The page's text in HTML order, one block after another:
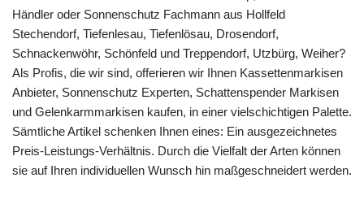
Händler oder Sonnenschutz Fachmann aus Hollfeld
Stechendorf, Tiefenlesau, Tiefenlösau, Drosendorf,
Schnackenwöhr, Schönfeld und Treppendorf, Utzbürg, Weiher?
Als Profis, die wir sind, offerieren wir Ihnen Kassettenmarkisen
Anbieter, Sonnenschutz Experten, Schattenspender Markisen
und Gelenkarmmarkisen kaufen, in einer vielschichtigen Palette.
Sämtliche Artikel schenken Ihnen eines: Ein ausgezeichnetes
Preis-Leistungs-Verhältnis. Durch die Vielfalt der Arten können
sie auf Ihren individuellen Wunsch hin maßgeschneidert werden.